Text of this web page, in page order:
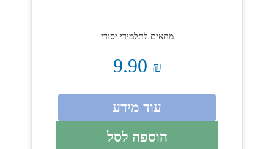
מתאים לתלמידי יסודי
₪
עוד מידע
הוספה לסל